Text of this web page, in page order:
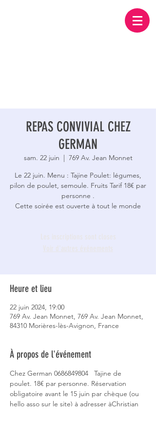
REPAS CONVIVIAL CHEZ
GERMAN
sam. 22 juin
  |
769 Av. Jean Monnet
Le 22 juin. Menu : Tajine Poulet: légumes,
pilon de poulet, semoule. Fruits Tarif 18€ par
personne .
Cette soirée est ouverte à tout le monde
Heure et lieu
22 juin 2024, 19:00
769 Av. Jean Monnet, 769 Av. Jean Monnet,
84310 Morières-lès-Avignon, France
À propos de l'événement
Chez German 0686849804   Tajine de
poulet. 18€ par personne. Réservation
obligatoire avant le 15 juin par chèque (ou
hello asso sur le site) à adresser àChristian